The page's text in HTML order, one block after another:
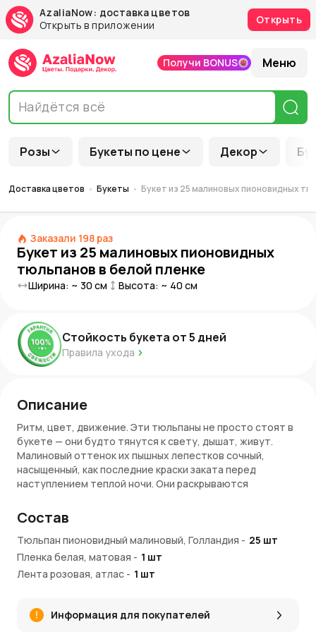
AzaliaNow: доставка цветов
Открыть в приложении
Открыть
Розы Букеты по цене Декор
Получи BONUS Меню
Доставка цветов Букеты Букет из 25 малиновых пионовидных
Заказали 198 раз
Букет из 25 малиновых пионовидных
тюльпанов в белой пленке
Ширина: ~ 30 см Высота: ~ 40 см
Стойкость букета от5 дней
Правила ухода
Описание
Ритм, цвет, движение. Эти тюльпаны не просто стоят в
букете — они будто тянутся к свету, дышат, живут.
Малиновый оттенок их пышных лепестков сочный,
насыщенный, как последние краски заката перед
наступлением теплой ночи. Они раскрываются
ветру. В белой пленке букет смотрится еще
выразительнее — словно чистый холст, на котором
малиновыми мазками нарисована искренность, радость
и нежность.
Пышная композиция, полная жизни
пленке создает ощущение полноты и гармонии. Эти
Состав
Тюльпан пионовидный малиновый, Голландия - 25 шт
Пленка белая, матовая - 1 шт
Лента розовая, атлас - 1 шт
Информация для покупателей